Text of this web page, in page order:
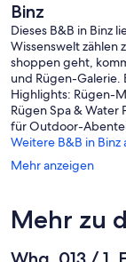
Binz
Dieses B&B in Binz
Wissenswelt zählen
shoppen geht,
und Rügen-Galerie.
Highlights: Rügen-
Rügen Spa &
für Outdoor-
Weitere B&B in Binz
Mehr anzeigen
Mehr zu